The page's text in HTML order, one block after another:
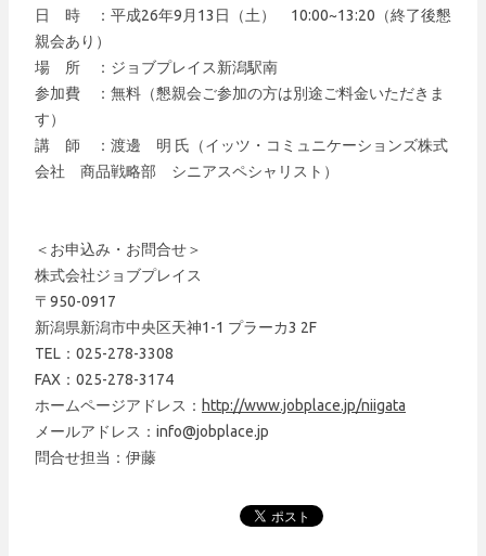
日 時 ：平成26年9月13日（土） 10:00~13:20（終了後懇
親会あり）
場 所 ：ジョブプレイス新潟駅南
参加費 ：無料（懇親会ご参加の方は別途ご料金いただきま
す）
講 師 ：渡邊 明 氏（イッツ・コミュニケーションズ株式
会社 商品戦略部 シニアスペシャリスト）
＜お申込み・お問合せ＞
株式会社ジョブプレイス
〒950-0917
新潟県新潟市中央区天神1-1 プラーカ3 2F
TEL：025-278-3308
FAX：025-278-3174
ホームページアドレス： http://www.jobplace.jp/niigata
メールアドレス：info@jobplace.jp
問合せ担当：伊藤